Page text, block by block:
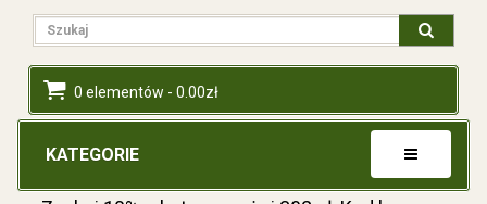
0 elementów - 0.00zł
KATEGORIE